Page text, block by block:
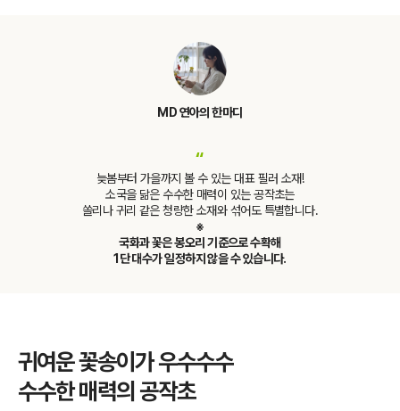
MD 연아의 한마디
“
늦봄부터 가을까지 볼 수 있는 대표 필러 소재!
소국을 닮은 수수한 매력이 있는 공작초는
쏠리나 귀리 같은 청량한 소재와 섞어도 특별합니다.
※
국화과 꽃은 봉오리 기준으로 수확해
1단 대수가 일정하지 않을 수 있습니다.
귀여운 꽃송이가 우수수수
수수한 매력의 공작초